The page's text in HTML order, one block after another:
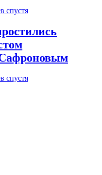
спустя
спустя